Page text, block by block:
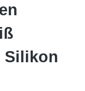
Silikon